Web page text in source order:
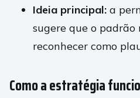
Ideia principal: a
sugere que o
reconhecer como
Como a estratégia